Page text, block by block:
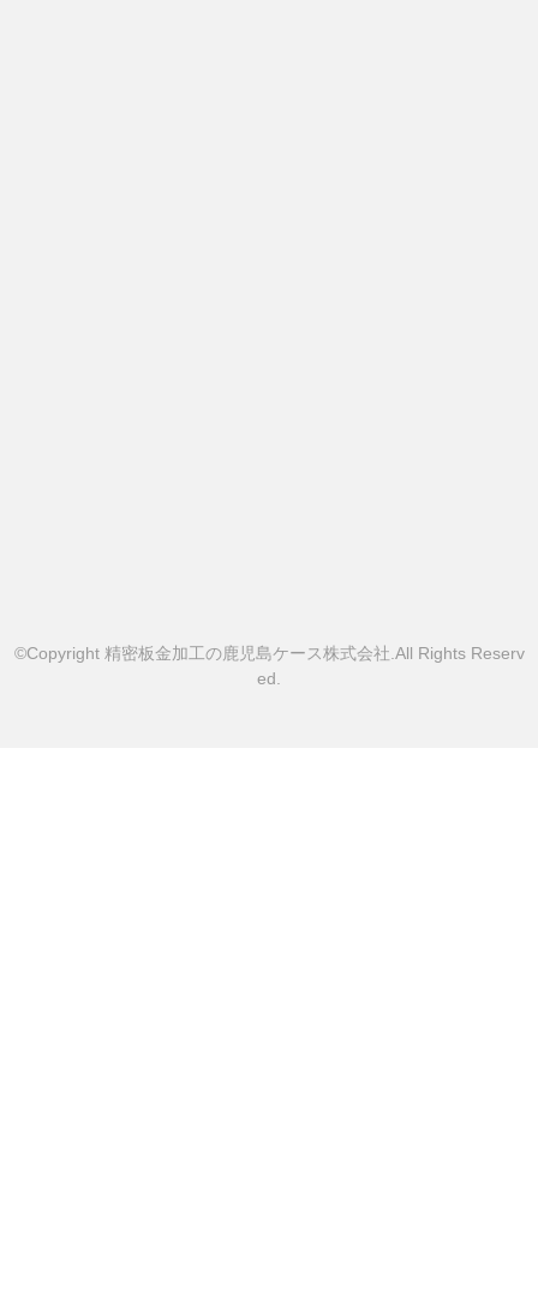
©Copyright 精密板金加工の鹿児島ケース株式会社.All Rights Reserv
ed.